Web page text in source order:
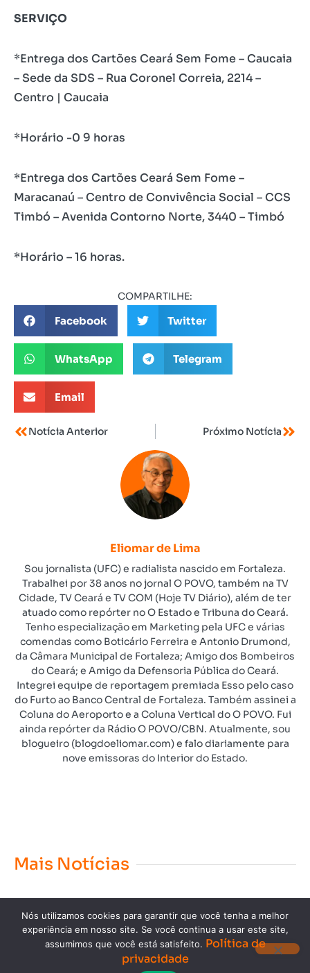
SERVIÇO
*Entrega dos Cartões Ceará Sem Fome – Caucaia
– Sede da SDS – Rua Coronel Correia, 2214 –
Centro | Caucaia
*Horário -0 9 horas
*Entrega dos Cartões Ceará Sem Fome –
Maracanaú – Centro de Convivência Social – CCS
Timbó – Avenida Contorno Norte, 3440 – Timbó
*Horário – 16 horas.
COMPARTILHE:
Facebook Twitter
WhatsApp Telegram
Email
Notícia Anterior Próximo Notícia
Eliomar de Lima
Sou jornalista (UFC) e radialista nascido em Fortaleza.
Trabalhei por 38 anos no jornal O POVO, também na TV
Cidade, TV Ceará e TV COM (Hoje TV Diário), além de ter
atuado como repórter no O Estado e Tribuna do Ceará.
Tenho especialização em Marketing pela UFC e várias
comendas como Boticário Ferreira e Antonio Drumond,
da Câmara Municipal de Fortaleza; Amigo dos Bombeiros
do Ceará; e Amigo da Defensoria Pública do Ceará.
Integrei equipe de reportagem premiada Esso pelo caso
do Furto ao Banco Central de Fortaleza. Também assinei a
Coluna do Aeroporto e a Coluna Vertical do O POVO. Fui
ainda repórter da Rádio O POVO/CBN. Atualmente, sou
blogueiro (blogdoeliomar.com) e falo diariamente para
nove emissoras do Interior do Estado.
Mais Notícias
Nós utilizamos cookies para garantir que você tenha a melhor
experiência em nosso site. Se você continua a usar este site,
assumimos que você está satisfeito. Política de
privacidade